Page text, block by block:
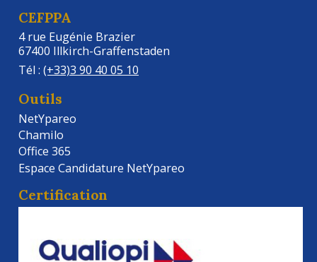
CEFPPA
4 rue Eugénie Brazier
67400 Illkirch-Graffenstaden
Tél : (+33)3 90 40 05 10
Outils
NetYpareo
Chamilo
Office 365
Espace Candidature NetYpareo
Certification